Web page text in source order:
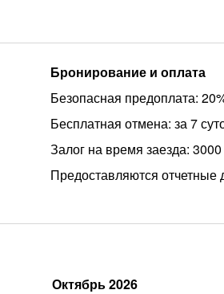
Бронирование и оплата
Безопасная предоплата:
Бесплатная отмена: за 7
Залог на время заезда:
Предоставляются отчетные
Октябрь2026